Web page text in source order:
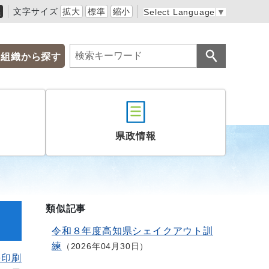
文字サイズ 拡大 標準 縮小 Select Language ▼
組織から探す
県政情報
刷
類似記事
令和８年度高知県シェイクアウト訓
練
2026年04月30日